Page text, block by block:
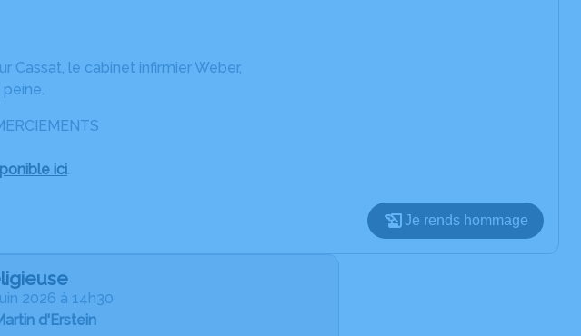
Cassat, le cabinet infirmier Weber,
peine.
ici.
Je rends hommage
2026 à 14h30
d'Erstein